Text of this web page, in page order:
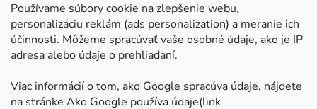
Používame súbory cookie na zlepšenie webu,
personalizáciu reklám (ads personalization) a meranie ich
účinnosti. Môžeme spracúvať vaše osobné údaje, ako je IP
adresa alebo údaje o prehliadaní.
Viac informácií o tom, ako Google spracúva údaje, nájdete
na stránke Ako Google používa údaje(link
Ako nakupovať
Obchodné podmienky
Ochrana osobných údajov
Odstúpenie od zmluvy